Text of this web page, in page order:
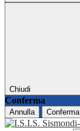
Chiudi
Conferma
Annulla Conferma